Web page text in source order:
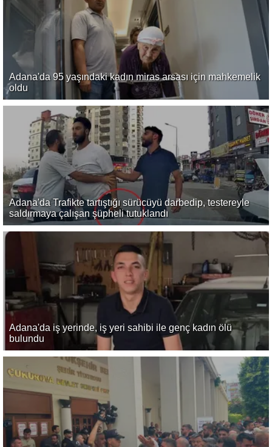
Adana'da 95 yaşındaki kadın miras arsası için mahkemelik
oldu
Adana'da Trafikte tartıştığı sürücüyü darbedip, testereyle
saldırmaya çalışan şüpheli tutuklandı
Adana'da iş yerinde, iş yeri sahibi ile genç kadın ölü
bulundu